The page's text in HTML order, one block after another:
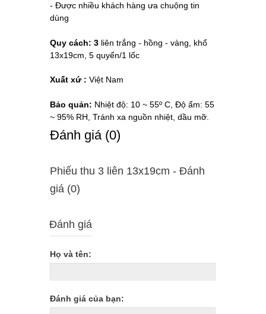
- Được nhiều khách hàng ưa chuộng tin
dùng
Quy cách: 3 liên trắng - hồng - vàng, khổ
13x19cm, 5 quyển/1 lốc
Xuất xứ : Việt Nam
Bảo quản: Nhiệt độ: 10 ~ 55º C, Độ ẩm: 55
~ 95% RH, Tránh xa nguồn nhiệt, dầu mỡ.
Ðánh giá (0)
Phiếu thu 3 liên 13x19cm - Ðánh
giá (0)
Đánh giá
Họ và tên:
Đánh giá của bạn: